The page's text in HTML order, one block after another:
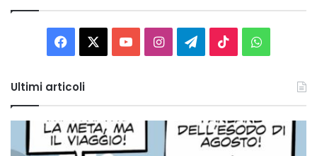
Facebook You InstagramTelegram
TikTok
Ultimi articoli